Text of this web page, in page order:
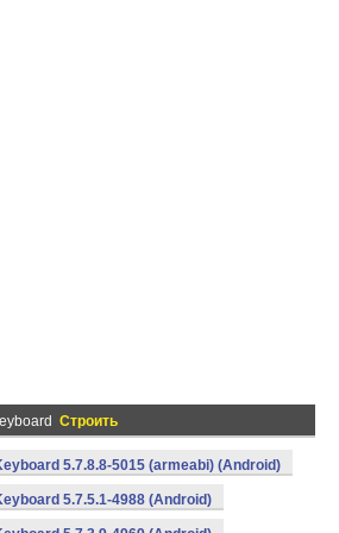
Строить
5.7.8.8-5015 (armeabi) (Android)
5.7.5.1-4988 (Android)